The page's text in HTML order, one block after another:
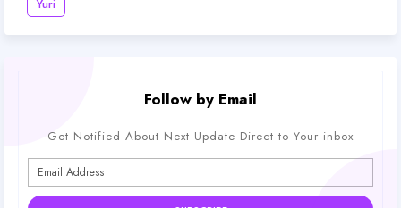
Yuri
Follow by Email
Get Notified About Next Update Direct to Your inbox